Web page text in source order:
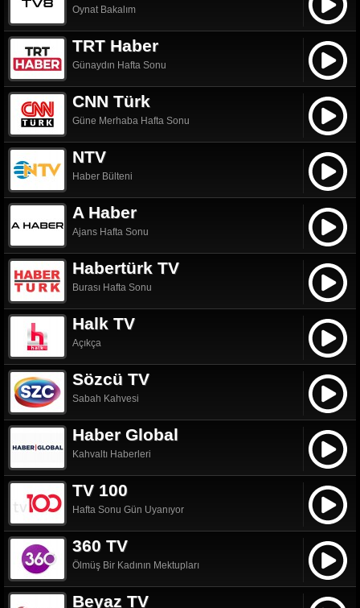
Oynat Bakalım
TRT Haber
Günaydın Hafta Sonu
CNN Türk
Güne Merhaba Hafta Sonu
NTV
Haber Bülteni
A Haber
Ajans Hafta Sonu
Habertürk TV
Burası Hafta Sonu
Halk TV
Açıkça
Sözcü TV
Sabah Kahvesi
Haber Global
Kahvaltı Haberleri
TV 100
Hafta Sonu Gün Uyanıyor
360 TV
Ölmüş Bir Kadının Mektupları
Beyaz TV